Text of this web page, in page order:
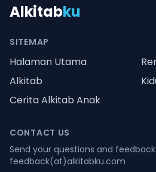
Alkitabku
SITEMAP
Halaman Utama
Alkitab
Cerita Alkitab Anak
CONTACT US
Send your questions and
feedback(at)alkitabku.com